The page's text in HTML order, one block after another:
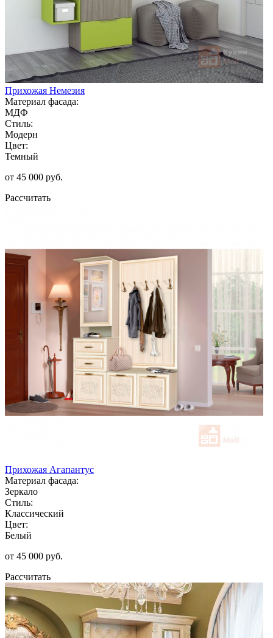
Прихожая Немезия
Материал фасада:
МДФ
Стиль:
Модерн
Цвет:
Темный
от 45 000 руб.
Рассчитать
Прихожая Агапантус
Материал фасада:
Зеркало
Стиль:
Классический
Цвет:
Белый
от 45 000 руб.
Рассчитать